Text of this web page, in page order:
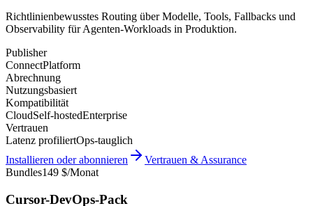
Richtlinienbewusstes Routing über Modelle, Tools, Fallbacks und
Observability für Agenten-Workloads in Produktion.
Publisher
ConnectPlatform
Abrechnung
Nutzungsbasiert
Kompatibilität
CloudSelf-hostedEnterprise
Vertrauen
Latenz profiliertOps-tauglich
Installieren oder abonnieren
Vertrauen & Assurance
Bundles149 $/Monat
Cursor-DevOps-Pack